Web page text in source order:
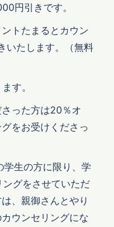
円引きです。
トたまるとカウン
いたします。（無料
す。
った方は20％オ
をお受けくださっ
生の方に限り、学
グをさせていただ
、親御さんとやり
ウンセリングにな